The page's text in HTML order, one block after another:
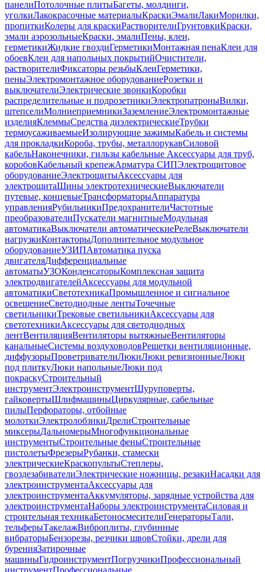
панелиПотолочные плитыБагеты, молдинги,
уголкиЛакокрасочные материалыКраскиЭмалиЛакиМорилки,
пропиткиКолеры для краскиРастворителиГрунтовкиКраски,
эмали аэрозольныеКраски, эмалиПены, клеи,
герметикиЖидкие гвоздиГерметикиМонтажная пенаКлеи для
обоевКлеи для напольных покрытийОчистители,
растворителиФиксаторы резьбыКлеиГерметики,
пеныЭлектромонтажное оборудованиеРозетки и
выключателиЭлектрические звонкиКоробки
распределительные и подрозетникиЭлектропатроныВилки,
штепселиМолниеприемникиЗаземлениеЭлектромонтажные
изделияКлеммыСредства диэлектрическиеТрубки
термоусаживаемыеИзолирующие зажимыКабель и системы
для прокладкиКороба, трубы, металлорукавСиловой
кабельНаконечники, гильзы кабельные Аксессуары для труб,
коробовКабельный крепежАрматура СИПЭлектрощитовое
оборудованиеЭлектрощитыАксессуары для
электрощитаШины электротехническиеВыключатели
путевые, концевыеТрансформаторыАппаратура
управленияРубильникиПредохранителиЧастотные
преобразователиПускатели магнитныеМодульная
автоматикаВыключатели автоматическиеРелеВыключатели
нагрузкиКонтакторыДополнительное модульное
оборудованиеУЗИПАвтоматика пуска
двигателяДифференциальные
автоматыУЗОКонденсаторыКомплексная защита
электродвигателейАксессуары для модульной
автоматикиСветотехникаПромышленное и сигнальное
освещениеСветодиодные лентыТочечные
светильникиТрековые светильникиАксессуары для
светотехникиАксессуары для светодиодных
лентВентиляцияВентиляторы вытяжныеВентиляторы
канальныеСистемы воздуховодовРешетки вентиляционные,
диффузорыПроветривателиЛюкиЛюки ревизионныеЛюки
под плиткуЛюки напольныеЛюки под
покраскуСтроительный
инструментЭлектроинструментШуруповерты,
гайковертыШлифмашиныЦиркулярные, сабельные
пилыПерфораторы, отбойные
молоткиЭлектролобзикиДрелиСтроительные
миксерыДальномерыМногофункциональные
инструментыСтроительные феныСтроительные
пистолетыФрезерыРубанки, стамески
электрическиеКраскопультыСтеплеры,
гвоздезабивателиЭлектрические ножницы, резакиНасадки для
электроинструментаАксессуары для
электроинструментаАккумуляторы, зарядные устройства для
электроинструментаНаборы электроинструментаСиловая и
строительная техникаБетоносмесителиГенераторыТали,
тельферыТакелажВиброплиты, глубинные
вибраторыБензорезы, резчики швовСтойки, дрели для
буренияЗатирочные
машиныГидроинструментПогрузчикиПрофессиональный
инструментПрофессиональные